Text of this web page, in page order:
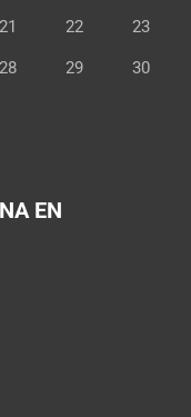
21 22 23
28 29 30
EN